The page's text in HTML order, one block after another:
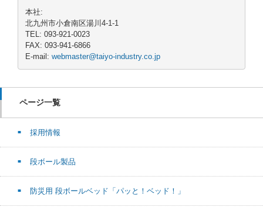
本社:
北九州市小倉南区湯川4-1-1
TEL: 093-921-0023
FAX: 093-941-6866
E-mail: webmaster@taiyo-industry.co.jp
ページ一覧
採用情報
段ボール製品
防災用 段ボールベッド「パッと！ベッド！」